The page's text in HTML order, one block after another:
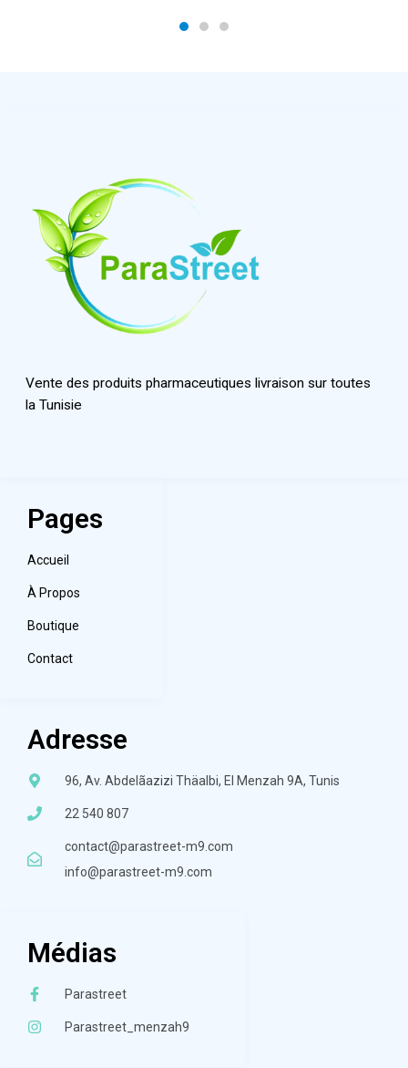
Vente des produits pharmaceutiques livraison sur toutes
la Tunisie
Pages
Accueil
À Propos
Boutique
Contact
Adresse
96, Av. Abdelãazizi Thäalbi, El Menzah 9A, Tunis
22 540 807
contact@parastreet-m9.com
info@parastreet-m9.com
Médias
Parastreet
Parastreet_menzah9